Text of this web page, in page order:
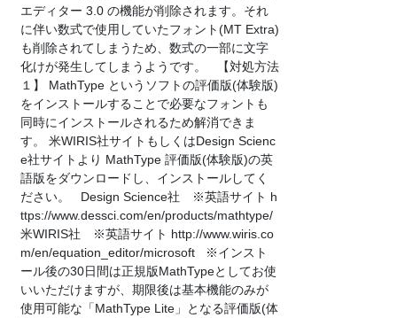
エディター 3.0 の機能が削除されます。それ
に伴い数式で使用していたフォント(MT Extra)
も削除されてしまうため、数式の一部に文字
化けが発生してしまうようです。 【対処方法
１】 MathType というソフトの評価版(体験版)
をインストールすることで必要なフォントも
同時にインストールされるため解消できま
す。 米WIRIS社サイトもしくはDesign Scienc
e社サイトより MathType 評価版(体験版)の英
語版をダウンロードし、インストールしてく
ださい。 Design Science社 ※英語サイト h
ttps://www.dessci.com/en/products/mathtype/
米WIRIS社 ※英語サイト http://www.wiris.co
m/en/equation_editor/microsoft ※インスト
ール後の30日間は正規版MathTypeとしてお使
いいただけますが、期限後は基本機能のみが
使用可能な「MathType Lite」となる評価版(体